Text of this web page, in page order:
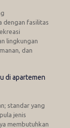
dengan fasilitas
lingkungan
dan
di apartemen
standar yang
jenis
membutuhkan